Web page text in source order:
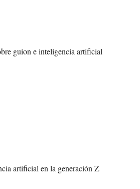
guion e inteligencia artificial
artificial en la generación Z